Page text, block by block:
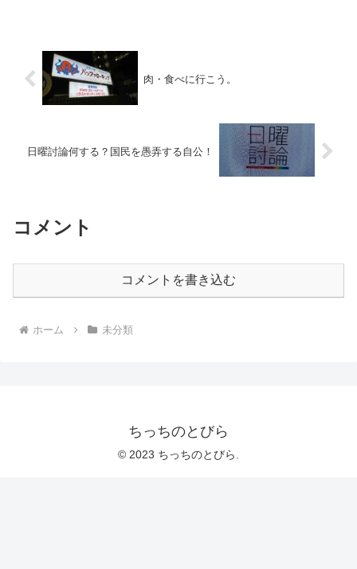
肉・食べに行こう。
日曜討論何する？国民を愚弄する自公！
コメント
コメントを書き込む
ホーム 未分類
ちっちのとびら
© 2023 ちっちのとびら.